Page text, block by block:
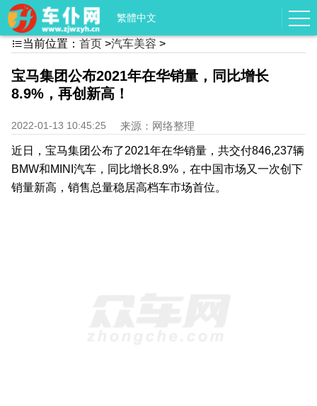
繁體中文
当前位置： 首页 >汽车美容 >
宝马集团公布2021年在华销量，同比增长
8.9%，再创新高！
2022-01-13 10:45:25 来源：网络整理
近日，宝马集团公布了2021年在华销量，共交付846,237辆
BMW和MINI汽车，同比增长8.9%，在中国市场又一次创下
销量新高，销售总量稳居高档车市场首位。